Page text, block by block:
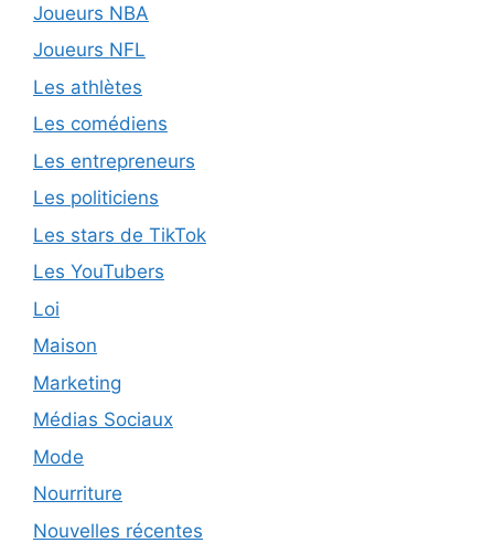
Joueurs NBA
Joueurs NFL
Les athlètes
Les comédiens
Les entrepreneurs
Les politiciens
Les stars de TikTok
Les YouTubers
Loi
Maison
Marketing
Médias Sociaux
Mode
Nourriture
Nouvelles récentes